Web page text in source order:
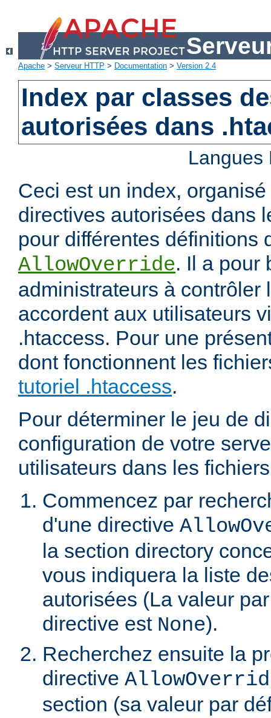
Apache > Serveur HTTP > Documentation > Version 2.4
Index par classes
autorisées dans
Ceci est un index,
directives autorisées dans
pour différentes définitions
AllowOverride. Il a pour
administrateurs à contrôler
accordent aux utilisateurs
.htaccess. Pour une
dont fonctionnent les
tutoriel .htaccess.
Pour déterminer le jeu de
configuration de votre
utilisateurs dans les
Commencez par
d'une directive
la section directory
vous indiquera la liste
autorisées (La valeur
directive est None).
Recherchez ensuite la
directive
section (sa valeur par